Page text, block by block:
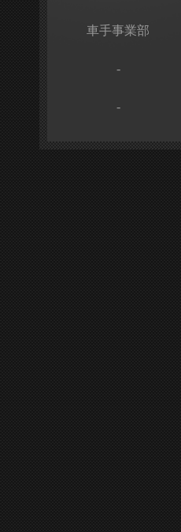
車手事業部
-
-